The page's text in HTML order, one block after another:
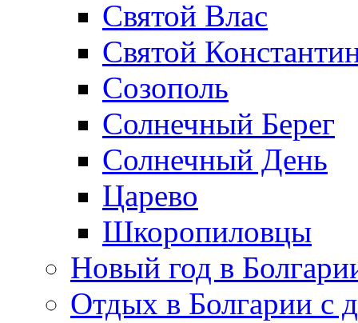
Святой Влас
Святой
Созополь
Солнечный Берег
Солнечный День
Царево
Шкоропиловцы
Новый год в
Отдых в Болгарии с